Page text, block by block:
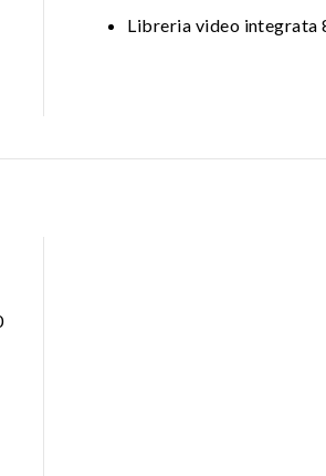
Libreria video integrata